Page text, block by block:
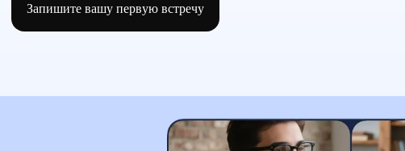
Запишите вашу первую встречу